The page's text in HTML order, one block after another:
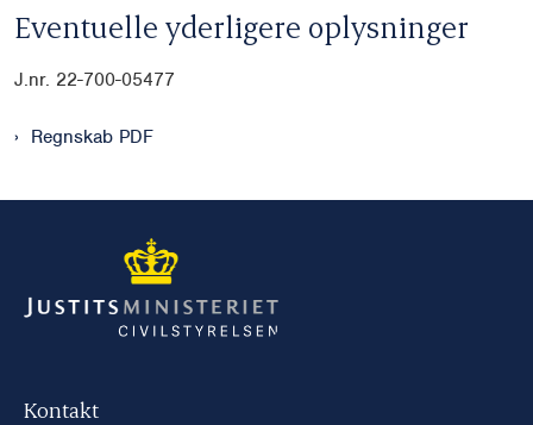
Eventuelle yderligere oplysninger
J.nr. 22-700-05477
Regnskab PDF
Kontakt